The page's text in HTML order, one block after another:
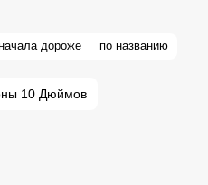
дороже по названию
10 Дюймов